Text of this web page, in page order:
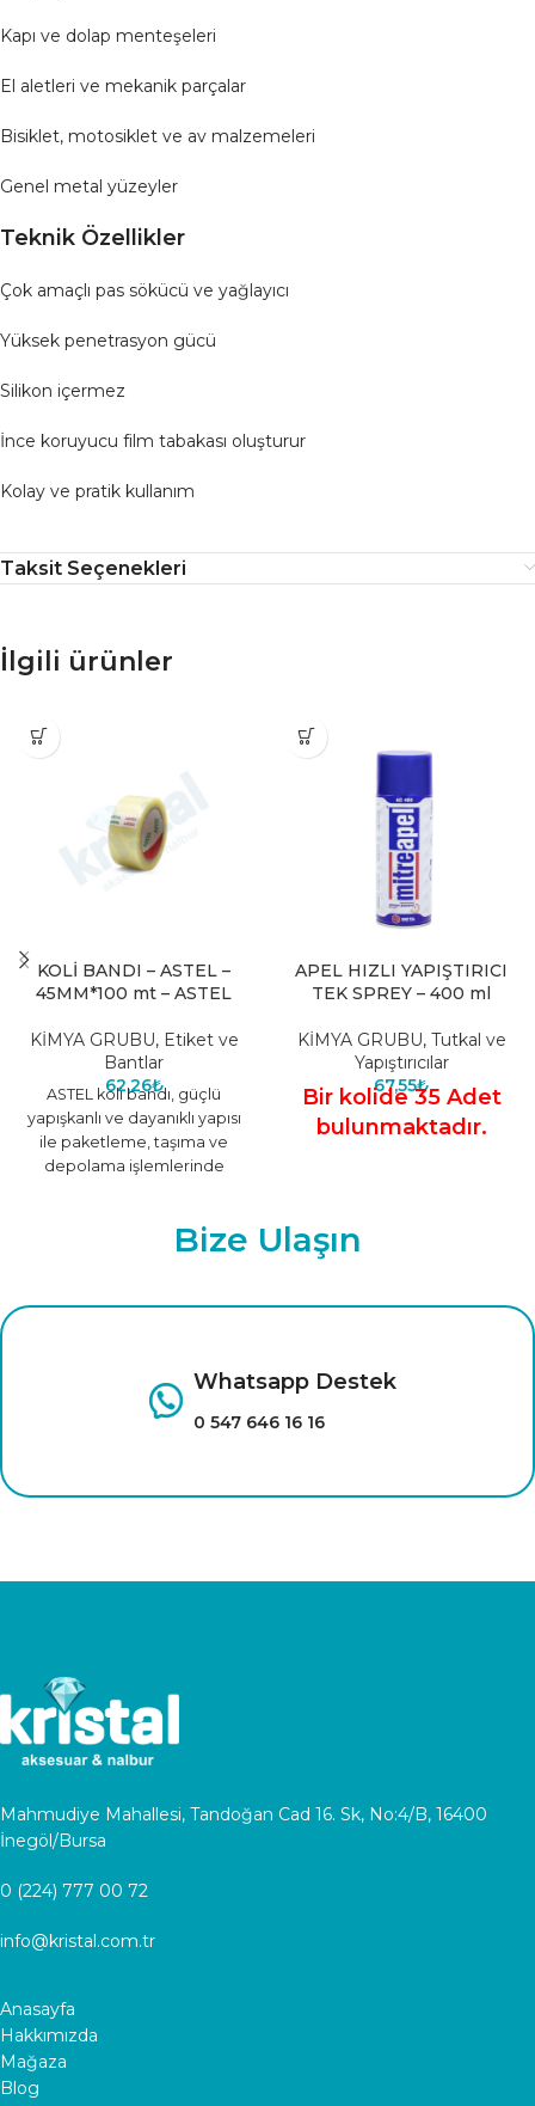
Kapı ve dolap menteşeleri
El aletleri ve mekanik parçalar
Bisiklet, motosiklet ve av malzemeleri
Genel metal yüzeyler
Teknik Özellikler
Çok amaçlı pas sökücü ve yağlayıcı
Yüksek penetrasyon gücü
Silikon içermez
İnce koruyucu film tabakası oluşturur
Kolay ve pratik kullanım
Taksit Seçenekleri
İlgili ürünler
KOLİ BANDI – ASTEL –
45MM*100 mt – ASTEL
KİMYA GRUBU, Etiket ve
Bantlar
62,26₺
ASTEL koli bandı, güçlü
yapışkanlı ve dayanıklı yapısı
ile paketleme, taşıma ve
depolama işlemlerinde
APEL HIZLI YAPIŞTIRICI
TEK SPREY – 400 ml
KİMYA GRUBU, Tutkal ve
Yapıştırıcılar
67,55₺
Bir kolide 35 Adet
bulunmaktadır.
Bize Ulaşın
Whatsapp Destek
0 547 646 16 16
Mahmudiye Mahallesi, Tandoğan Cad 16. Sk, No:4/B, 16400
İnegöl/Bursa
0 (224) 777 00 72
info@kristal.com.tr
Anasayfa
Hakkımızda
Mağaza
Blog